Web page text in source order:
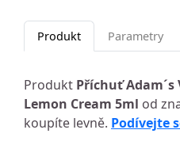
Produkt Parametry
Produkt Příchuť Adam´s
Lemon Cream 5ml od
koupíte levně. Podívejte